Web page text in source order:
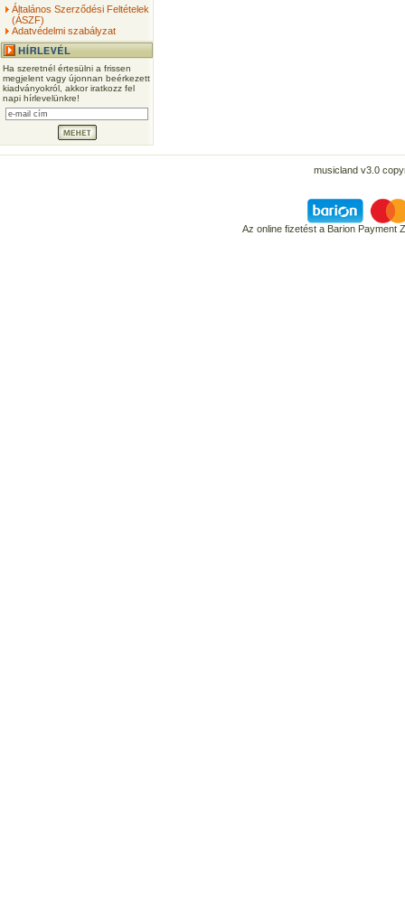
Általános Szerződési Feltételek
(ÁSZF)
Adatvédelmi szabályzat
Ha szeretnél értesülni a frissen
megjelent vagy újonnan beérkezett
kiadványokról, akkor iratkozz fel
napi hírlevelünkre!
musicland v3.0
Az online fizetést a Barion Payment